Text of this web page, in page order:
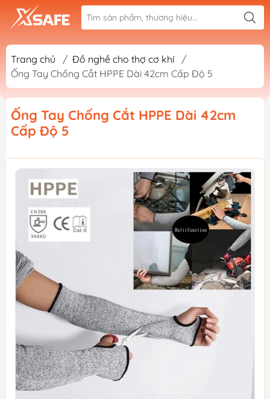
Trang chủ / Đồ nghề cho thợ cơ khí
/
Ống Tay Chống Cắt HPPE Dài 42cm Cấp Độ 5
Ống Tay Chống Cắt HPPE Dài 42cm
Cấp Độ 5